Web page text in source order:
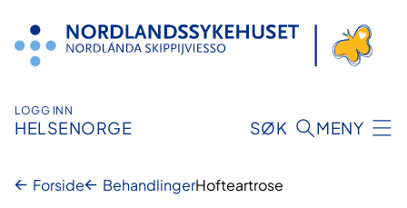
innhold
LOGG INN
HELSENORGE SØK MENY
Forside BehandlingerHofteartrose